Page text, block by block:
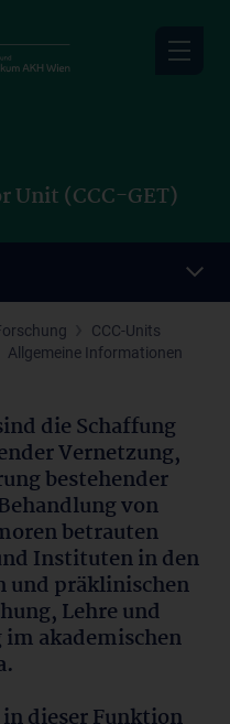
Unit (CCC-GET)
CCC-Units
Allgemeine Informationen
die Schaffung
Vernetzung,
bestehender
von
betrauten
Instituten in den
und präklinischen
Lehre und
akademischen